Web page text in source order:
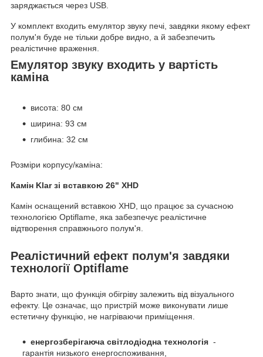
енергозберігаюча світлодіодна технологія -
гарантія низького енергоспоживання,
Варто знати, що функція обігріву залежить від візуального
ефекту. Це означає, що пристрій може виконувати лише
естетичну функцію, не нагріваючи приміщення.
Реалістичний ефект полум'я завдяки
технології Optiflame
Камін оснащений вставкою XHD, що працює за сучасною
технологією Optiflame, яка забезпечує реалістичне
відтворення справжнього полум'я.
Камін Klar зі вставкою 26" XHD
Розміри корпусу/каміна:
висота: 80 см
ширина: 93 см
глибина: 32 см
Емулятор звуку входить у вартість
каміна
У комплект входить емулятор звуку печі, завдяки якому ефект
полум'я буде не тільки добре видно, а й забезпечить
реалістичне враження.
заряджається через USB.